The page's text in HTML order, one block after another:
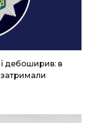
дебоширив: в
затримали